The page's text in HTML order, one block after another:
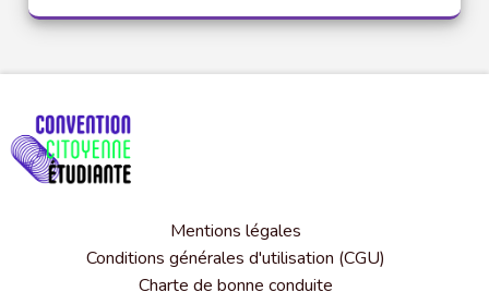
Mentions légales
Conditions générales d'utilisation (CGU)
Charte de bonne conduite